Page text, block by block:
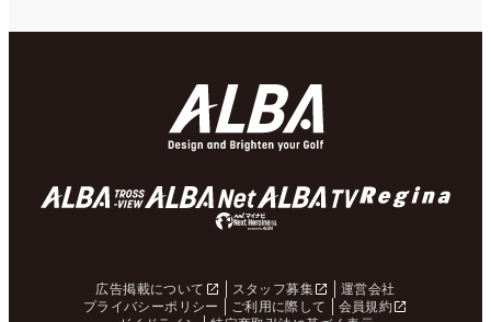
広告掲載について スタッフ募集
運営会社
プライバシーポリシー
ご利用に際して
会員規約